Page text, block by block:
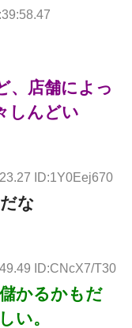
、店舗によっ
しんどい
ID:1Y0Eej670
な
ID:CNcX7/T30
かるかもだ
い。